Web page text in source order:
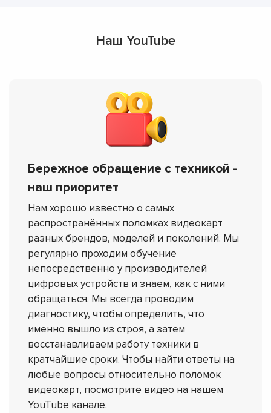
Наш YouTube
Бережное обращение с техникой -
наш приоритет
Нам хорошо известно о самых
распространённых поломках видеокарт
разных брендов, моделей и поколений. Мы
регулярно проходим обучение
непосредственно у производителей
цифровых устройств и знаем, как с ними
обращаться. Мы всегда проводим
диагностику, чтобы определить, что
именно вышло из строя, а затем
восстанавливаем работу техники в
кратчайшие сроки. Чтобы найти ответы на
любые вопросы относительно поломок
видеокарт, посмотрите видео на нашем
YouTube канале.